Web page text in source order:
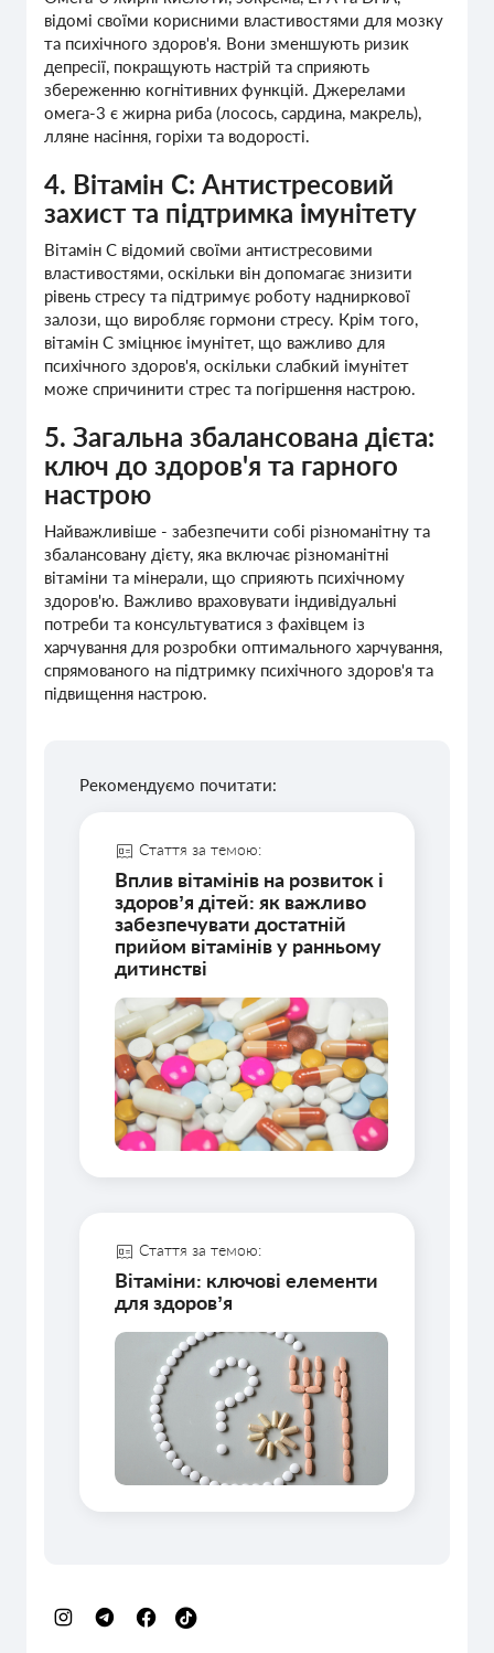
відомі своїми корисними властивостями для мозку
та психічного здоров'я. Вони зменшують ризик
депресії, покращують настрій та сприяють
збереженню когнітивних функцій. Джерелами
омега-3 є жирна риба (лосось, сардина, макрель),
лляне насіння, горіхи та водорості.
4. Вітамін С: Антистресовий
захист та підтримка імунітету
Вітамін C відомий своїми антистресовими
властивостями, оскільки він допомагає знизити
рівень стресу та підтримує роботу надниркової
залози, що виробляє гормони стресу. Крім того,
вітамін C зміцнює імунітет, що важливо для
психічного здоров'я, оскільки слабкий імунітет
може спричинити стрес та погіршення настрою.
5. Загальна збалансована дієта:
ключ до здоров'я та гарного
настрою
Найважливіше - забезпечити собі різноманітну та
збалансовану дієту, яка включає різноманітні
вітаміни та мінерали, що сприяють психічному
здоров'ю. Важливо враховувати індивідуальні
потреби та консультуватися з фахівцем із
харчування для розробки оптимального харчування,
спрямованого на підтримку психічного здоров'я та
підвищення настрою.
Рекомендуємо почитати:
Стаття за темою:
Вплив вітамінів на розвиток і
здоровʼя дітей: як важливо
забезпечувати достатній
прийом вітамінів у ранньому
дитинстві
Стаття за темою:
Вітаміни: ключові елементи
для здоровʼя